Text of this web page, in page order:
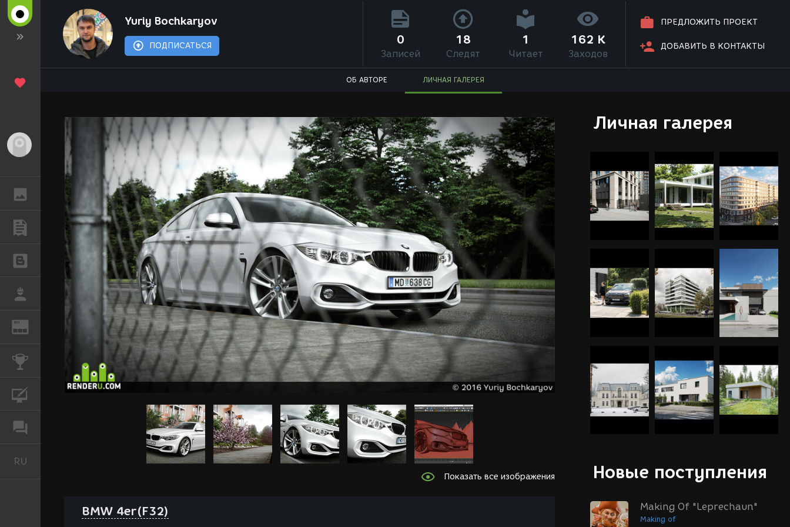
ГАЛЕРЕЯ
ПУБЛИКАЦИИ
БЛОГИ
REN
RU
Yuriy Bochkaryov
ПОДПИСАТЬСЯ
ПРЕДЛОЖИТЬ ПРОЕКТ
ДОБАВИТЬ В КОНТАКТЫ
0
Записей
18
Следят
1
Читает
162 K
Заходов
ОБ АВТОРЕ ЛИЧНАЯ ГАЛЕРЕЯ
Личная галерея
Новые поступления
Making Of "Leprechaun"
Making of
Показать все изображения
BMW 4er(F32)